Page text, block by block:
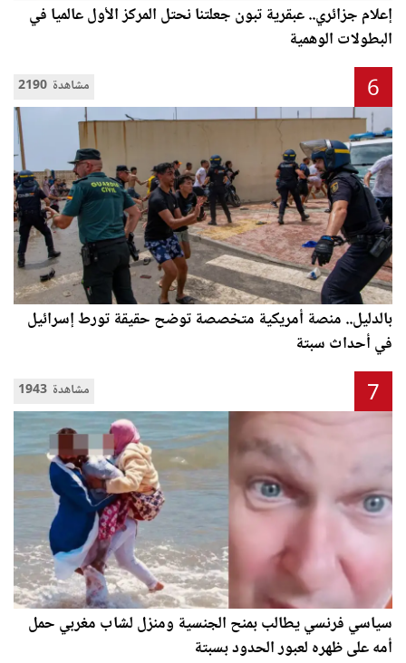
إعلام جزائري.. عبقرية تبون جعلتنا نحتل المركز الأول عالميا في
البطولات الوهمية
2190 مشاهدة 6
بالدليل.. منصة أمريكية متخصصة توضح حقيقة تورط إسرائيل
في أحداث سبتة
1943 مشاهدة 7
سياسي فرنسي يطالب بمنح الجنسية ومنزل لشاب مغربي حمل
أمه على ظهره لعبور الحدود بسبتة